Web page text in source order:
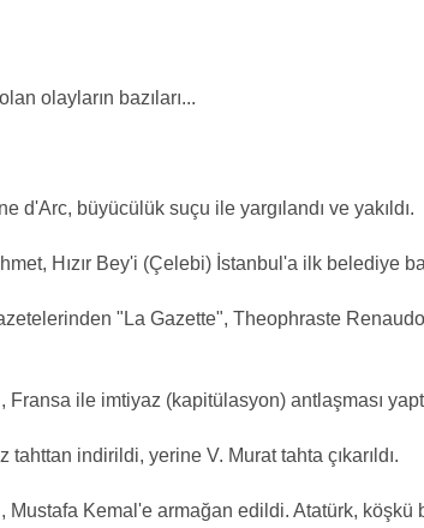
olayların bazıları...
d'Arc, büyücülük suçu ile yargılandı ve yakıldı.
Hızır Bey'i (Çelebi) İstanbul'a ilk belediye
"La Gazette", Theophraste
Fransa ile imtiyaz (kapitülasyon) antlaşması
indirildi, yerine V. Murat tahta çıkarıldı.
Kemal'e armağan edildi. Atatürk, köşkü